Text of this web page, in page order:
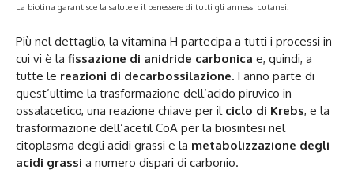
La biotina garantisce la salute e il benessere di tutti gli annessi cutanei.
Più nel dettaglio, la vitamina H partecipa a tutti i processi in
cui vi è la fissazione di anidride carbonica e, quindi, a
tutte le reazioni di decarbossilazione. Fanno parte di
quest’ultime la trasformazione dell’acido piruvico in
ossalacetico, una reazione chiave per il ciclo di Krebs, e la
trasformazione dell’acetil CoA per la biosintesi nel
citoplasma degli acidi grassi e la metabolizzazione degli
acidi grassi a numero dispari di carbonio.